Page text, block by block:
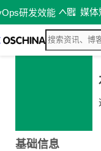
研发效能 媒体
基础信息